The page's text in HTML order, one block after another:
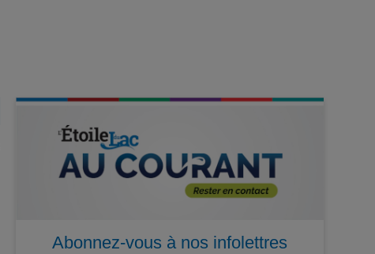
Abonnez-vous à nos infolettres